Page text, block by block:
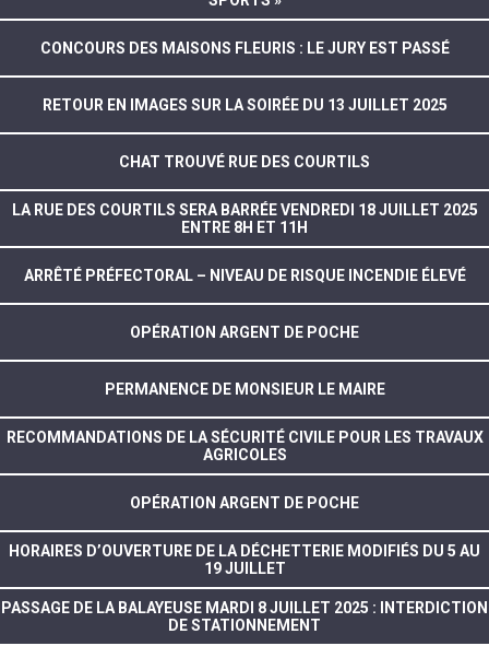
CONCOURS DES MAISONS FLEURIS : LE JURY EST PASSÉ
RETOUR EN IMAGES SUR LA SOIRÉE DU 13 JUILLET 2025
CHAT TROUVÉ RUE DES COURTILS
LA RUE DES COURTILS SERA BARRÉE VENDREDI 18 JUILLET 2025
ENTRE 8H ET 11H
ARRÊTÉ PRÉFECTORAL – NIVEAU DE RISQUE INCENDIE ÉLEVÉ
OPÉRATION ARGENT DE POCHE
PERMANENCE DE MONSIEUR LE MAIRE
RECOMMANDATIONS DE LA SÉCURITÉ CIVILE POUR LES TRAVAUX
AGRICOLES
OPÉRATION ARGENT DE POCHE
HORAIRES D’OUVERTURE DE LA DÉCHETTERIE MODIFIÉS DU 5 AU
19 JUILLET
PASSAGE DE LA BALAYEUSE MARDI 8 JUILLET 2025 : INTERDICTION
DE STATIONNEMENT